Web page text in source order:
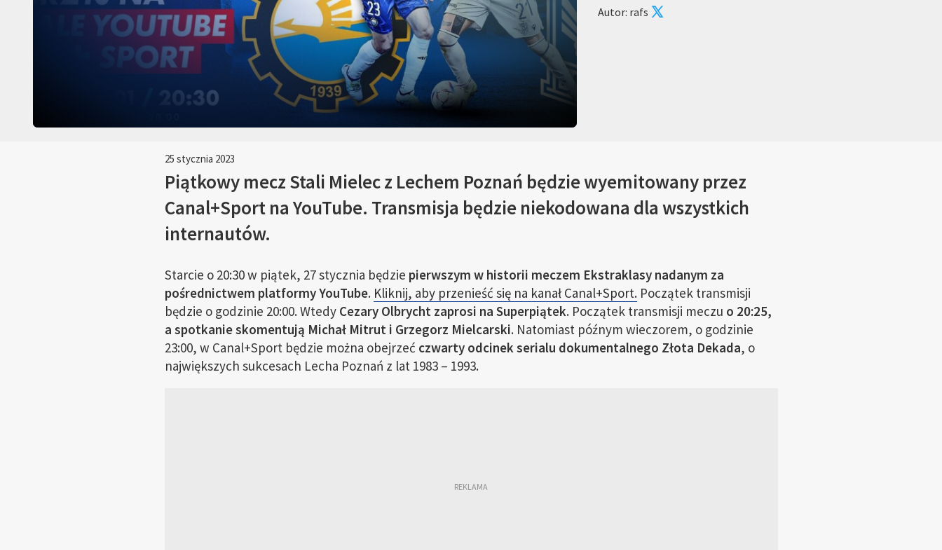
Autor: rafs
25 stycznia 2023
Piątkowy mecz Stali Mielec z Lechem Poznań będzie wyemitowany przez
Canal+Sport na YouTube. Transmisja będzie niekodowana dla wszystkich
internautów.
Starcie o 20:30 w piątek, 27 stycznia będzie pierwszym w historii meczem Ekstraklasy nadanym za
pośrednictwem platformy YouTube. Kliknij, aby przenieść się na kanał Canal+Sport.Początek transmisji
będzie o godzinie 20:00. Wtedy Cezary Olbrycht zaprosi na Superpiątek. Początek transmisji meczu o 20:25,
a spotkanie skomentują Michał Mitrut i Grzegorz Mielcarski. Natomiast późnym wieczorem, o godzinie
23:00, w Canal+Sport będzie można obejrzeć czwarty odcinek serialu dokumentalnego Złota Dekada, o
największych sukcesach Lecha Poznań z lat 1983 – 1993.